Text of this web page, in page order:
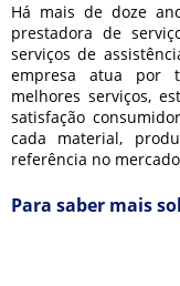
Há mais de doze
prestadora de
serviços de
empresa atua por
melhores serviços,
satisfação
cada material,
referência no
Para saber mais